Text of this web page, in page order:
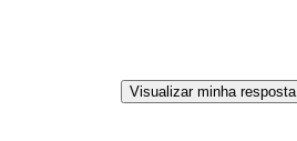
Visualizar minha resposta